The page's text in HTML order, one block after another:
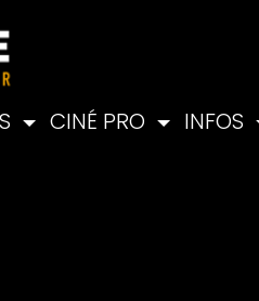
CINÉ PRO INFOS